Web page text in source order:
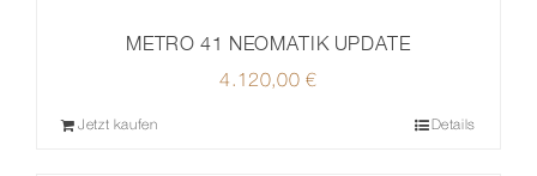
METRO 41 NEOMATIK UPDATE
4.120,00€
Jetzt kaufen Details